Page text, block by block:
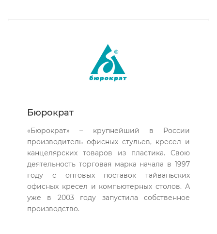
Бюрократ
«Бюрократ» – крупнейший в России
производитель офисных стульев, кресел и
канцелярских товаров из пластика. Свою
деятельность торговая марка начала в 1997
году с оптовых поставок тайваньских
офисных кресел и компьютерных столов. А
уже в 2003 году запустила собственное
производство.